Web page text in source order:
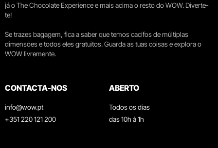
já o The Chocolate Experience e mais acima o resto do WOW. Diverte-
te!
Se trazes bagagem, fica a saber que temos cacifos de múltiplas
dimensões e todos eles gratuitos. Guarda as tuas coisas e explora o
WOW livremente.
CONTACTA-NOS
info@wow.pt
+351 220 121 200
ABERTO
Todos os dias
das 10h à 1h